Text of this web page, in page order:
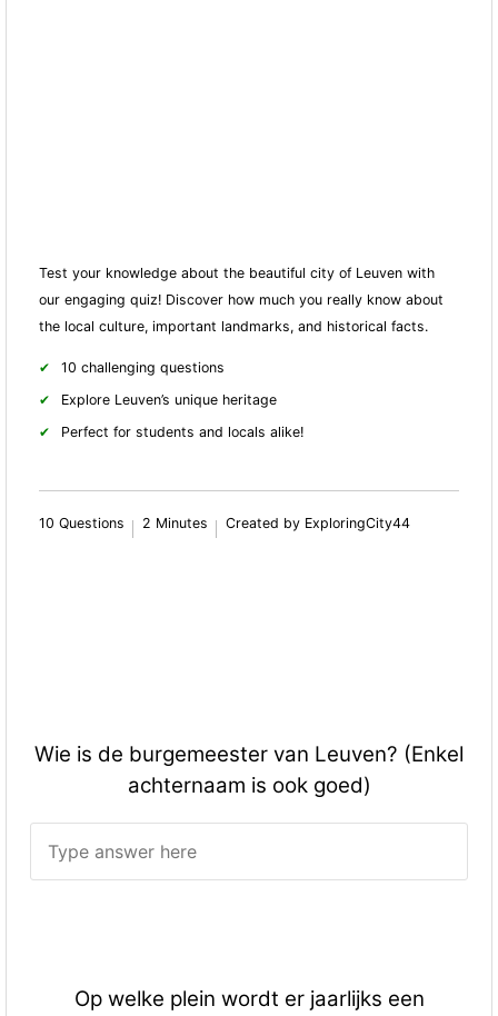
Test your knowledge about the beautiful city of Leuven with
our engaging quiz! Discover how much you really know about
the local culture, important landmarks, and historical facts.
10 challenging questions
Explore Leuven’s unique heritage
Perfect for students and locals alike!
10 Questions 2 Minutes Created by ExploringCity44
Wie is de burgemeester van Leuven? (Enkel
achternaam is ook goed)
Op welke plein wordt er jaarlijks een